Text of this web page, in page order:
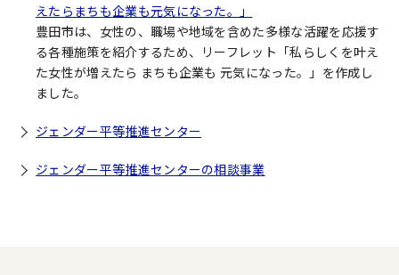
えたらまちも企業も元気になった。」
豊田市は、女性の、職場や地域を含めた多様な活躍を応援す
る各種施策を紹介するため、リーフレット「私らしくを叶え
た女性が増えたら まちも企業も 元気になった。」を作成し
ました。
ジェンダー平等推進センター
ジェンダー平等推進センターの相談事業